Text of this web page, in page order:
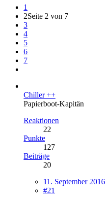
1
2Seite 2 von 7
3
4
5
6
7
Chiller ++
Papierboot-Kapitän
Reaktionen
22
Punkte
127
Beiträge
20
11. September 2016
#21